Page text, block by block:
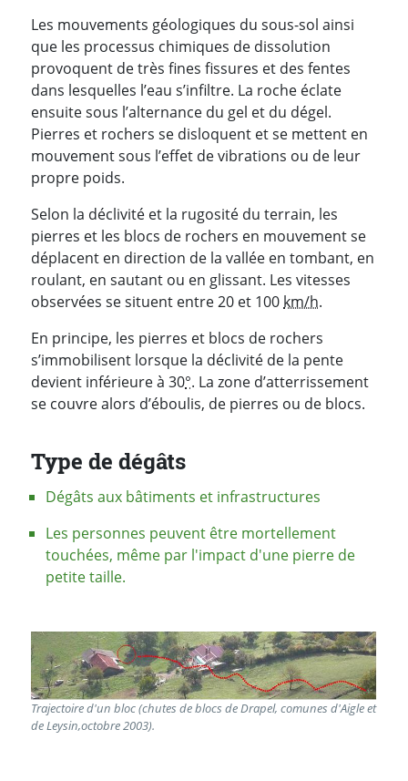
Les mouvements géologiques du sous-sol ainsi
que les processus chimiques de dissolution
provoquent de très fines fissures et des fentes
dans lesquelles l’eau s’infiltre. La roche éclate
ensuite sous l’alternance du gel et du dégel.
Pierres et rochers se disloquent et se mettent en
mouvement sous l’effet de vibrations ou de leur
propre poids.
Selon la déclivité et la rugosité du terrain, les
pierres et les blocs de rochers en mouvement se
déplacent en direction de la vallée en tombant, en
roulant, en sautant ou en glissant. Les vitesses
observées se situent entre 20 et 100km/h.
En principe, les pierres et blocs de rochers
s’immobilisent lorsque la déclivité de la pente
devient inférieure à 30°. La zone d’atterrissement
se couvre alors d’éboulis, de pierres ou de blocs.
Type de dégâts
Dégâts aux bâtiments et infrastructures
Les personnes peuvent être mortellement
touchées, même par l'impact d'une pierre de
petite taille.
Trajectoire d'un bloc (chutes de blocs de Drapel, comunes d'Aigle et
de Leysin,octobre 2003).